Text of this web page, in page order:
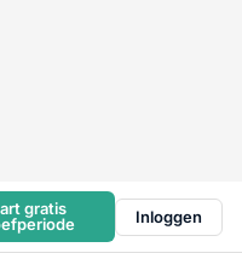
gratis
Inloggen